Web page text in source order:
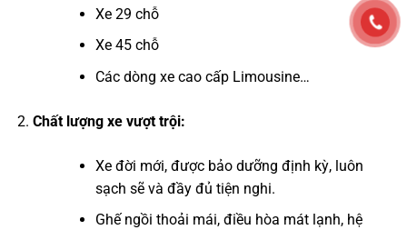
Xe 29 chỗ
Xe 45 chỗ
Các dòng xe cao cấp Limousine…
Chất lượng xe vượt trội:
Xe đời mới, được bảo dưỡng định kỳ, luôn
sạch sẽ và đầy đủ tiện nghi.
Ghế ngồi thoải mái, điều hòa mát lạnh, hệ